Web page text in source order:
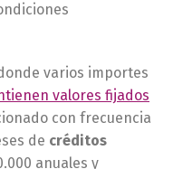
varios importes
valores fijados
con frecuencia
de créditos
anuales y